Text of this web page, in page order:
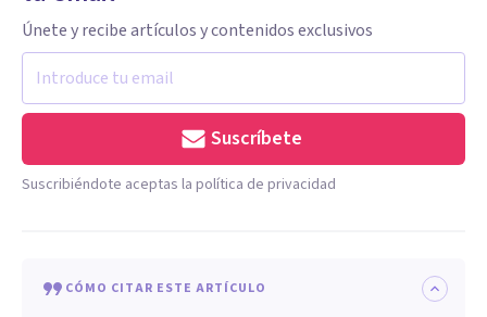
Únete y recibe artículos y contenidos exclusivos
Suscríbete
Suscribiéndote aceptas la política de privacidad
CÓMO CITAR ESTE ARTÍCULO